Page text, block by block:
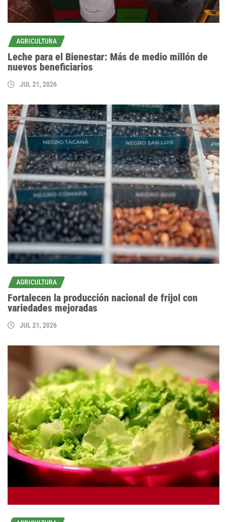
AGRICULTURA
Leche para el Bienestar: Más de medio millón de
nuevos beneficiarios
JUL 21, 2026
AGRICULTURA
Fortalecen la producción nacional de frijol con
variedades mejoradas
JUL 21, 2026